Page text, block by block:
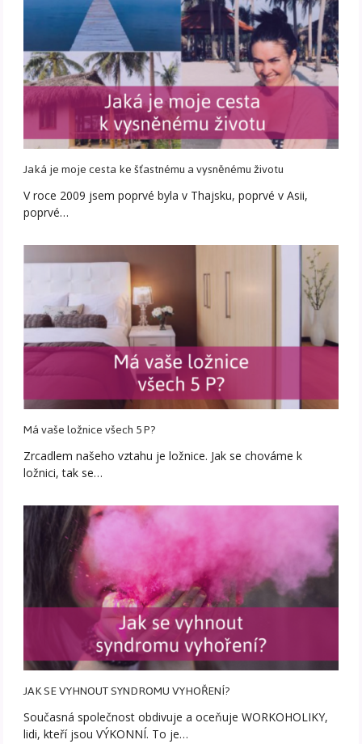
Jaká je moje cesta ke šťastnému a vysněnému životu
V roce 2009 jsem poprvé byla v Thajsku, poprvé v Asii,
poprvé…
Má vaše ložnice všech 5 P?
Zrcadlem našeho vztahu je ložnice. Jak se chováme k
ložnici, tak se…
JAK SE VYHNOUT SYNDROMU VYHOŘENÍ?
Současná společnost obdivuje a oceňuje WORKOHOLIKY,
lidi, kteří jsou VÝKONNÍ. To je…